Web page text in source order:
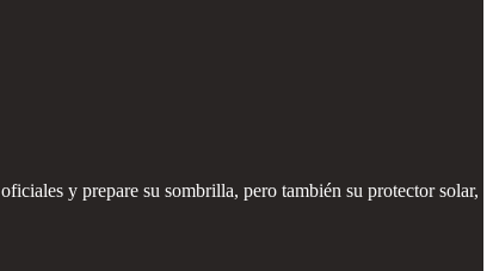
y prepare su sombrilla, pero también su protector solar,